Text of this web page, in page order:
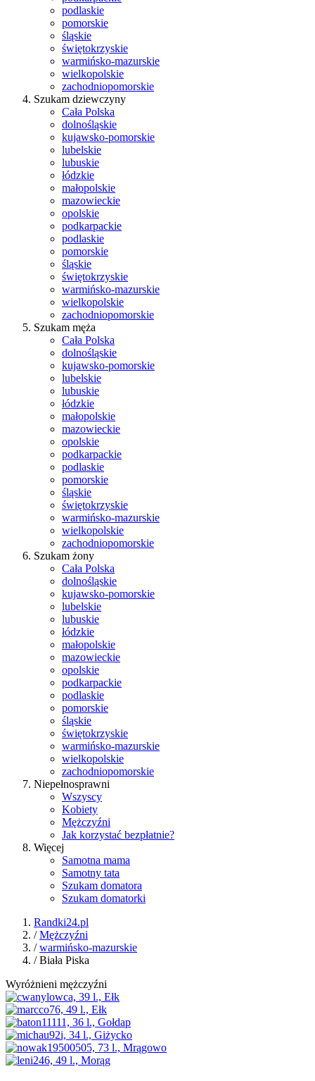
podlaskie
pomorskie
śląskie
świętokrzyskie
warmińsko-mazurskie
wielkopolskie
zachodniopomorskie
Szukam dziewczyny
Cała Polska
dolnośląskie
kujawsko-pomorskie
lubelskie
lubuskie
łódzkie
małopolskie
mazowieckie
opolskie
podkarpackie
podlaskie
pomorskie
śląskie
świętokrzyskie
warmińsko-mazurskie
wielkopolskie
zachodniopomorskie
Szukam męża
Cała Polska
dolnośląskie
kujawsko-pomorskie
lubelskie
lubuskie
łódzkie
małopolskie
mazowieckie
opolskie
podkarpackie
podlaskie
pomorskie
śląskie
świętokrzyskie
warmińsko-mazurskie
wielkopolskie
zachodniopomorskie
Szukam żony
Cała Polska
dolnośląskie
kujawsko-pomorskie
lubelskie
lubuskie
łódzkie
małopolskie
mazowieckie
opolskie
podkarpackie
podlaskie
pomorskie
śląskie
świętokrzyskie
warmińsko-mazurskie
wielkopolskie
zachodniopomorskie
Niepełnosprawni
Wszyscy
Kobiety
Mężczyźni
Jak korzystać bezpłatnie?
Więcej
Samotna mama
Samotny tata
Szukam domatora
Szukam domatorki
Randki24.pl
/Mężczyźni
/warmińsko-mazurskie
/ Biała Piska
Wyróżnieni mężczyźni